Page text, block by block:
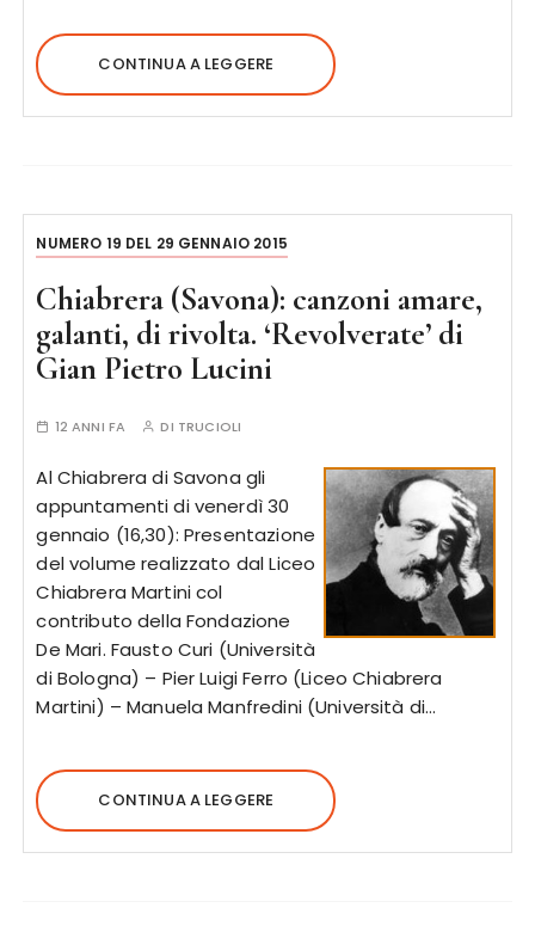
CONTINUA A LEGGERE
NUMERO 19 DEL 29 GENNAIO 2015
Chiabrera (Savona): canzoni amare,
galanti, di rivolta. ‘Revolverate’ di
Gian Pietro Lucini
12 ANNI FA DI TRUCIOLI
Al Chiabrera di Savona gli
appuntamenti di venerdì 30
gennaio (16,30): Presentazione
del volume realizzato dal Liceo
Chiabrera Martini col
contributo della Fondazione
De Mari. Fausto Curi (Università
di Bologna) – Pier Luigi Ferro (Liceo Chiabrera
Martini) – Manuela Manfredini (Università di…
CONTINUA A LEGGERE